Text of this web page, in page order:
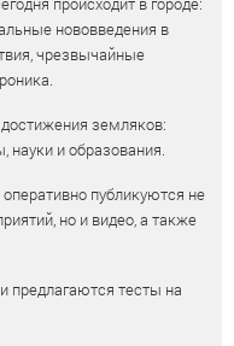
нововведения в
чрезвычайные
земляков:
науки и образования.
публикуются не
но и видео, а также
предлагаются тесты на